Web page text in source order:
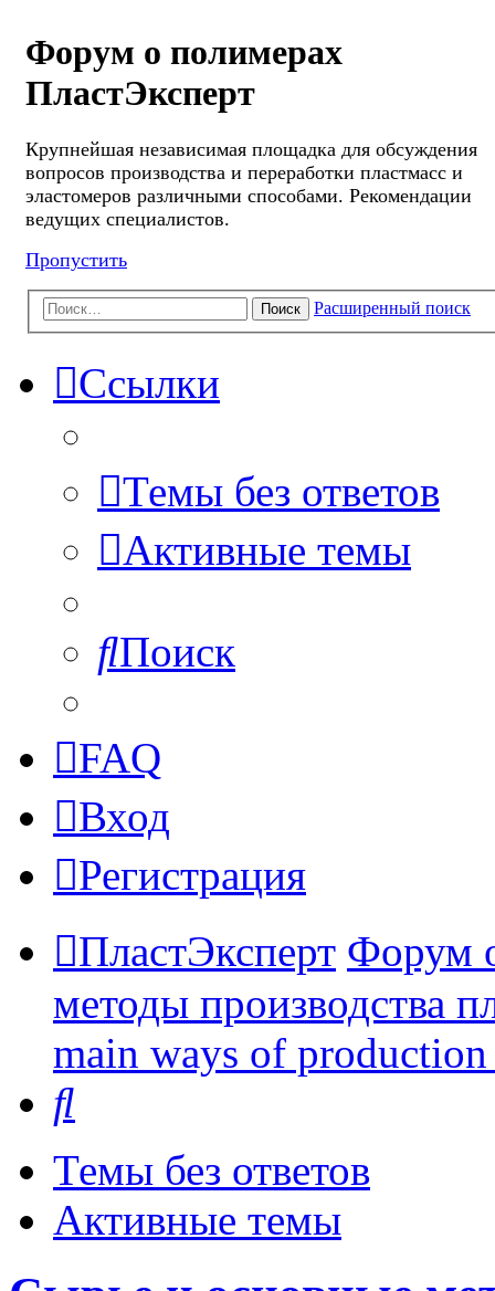
Форум о полимерах
ПластЭксперт
Крупнейшая независимая площадка для обсуждения
вопросов производства и переработки пластмасс и
эластомеров различными способами. Рекомендации
ведущих специалистов.
Пропустить
Поиск Расширенный поиск
Ссылки
Темы без ответов
Активные темы
Поиск
FAQ
Вход
Регистрация
ПластЭксперт Форум
методы производства
main ways of
Темы без ответов
Активные темы